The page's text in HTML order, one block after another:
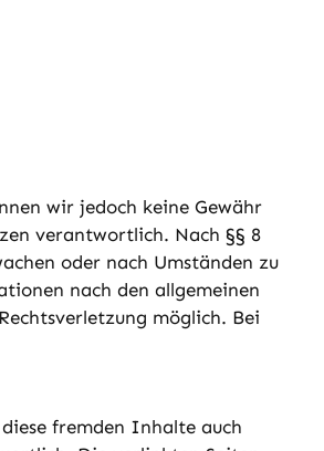
wir jedoch keine Gewähr
verantwortlich. Nach §§ 8
oder nach Umständen zu
nach den allgemeinen
möglich. Bei
fremden Inhalte auch